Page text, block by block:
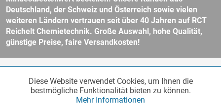
Deutschland, der Schweiz und Österreich sowie vielen
weiteren Ländern vertrauen seit über 40 Jahren auf RCT
Reichelt Chemietechnik. Große Auswahl, hohe Qualität,
günstige Preise, faire Versandkosten!
und ggf. Nachnahmegebühren, wenn nicht anders beschrieben.
Unser Webshop richtet sich an Unternehmer, öffentliche Institute und
andere gewerbliche Kunden im Sinne des § 14 BGB. Kein Verkauf an
Funktionale Aktiv
Diese Website verwendet Cookies, um Ihnen die
bestmögliche Funktionalität bieten zu können.
Mehr Informationen